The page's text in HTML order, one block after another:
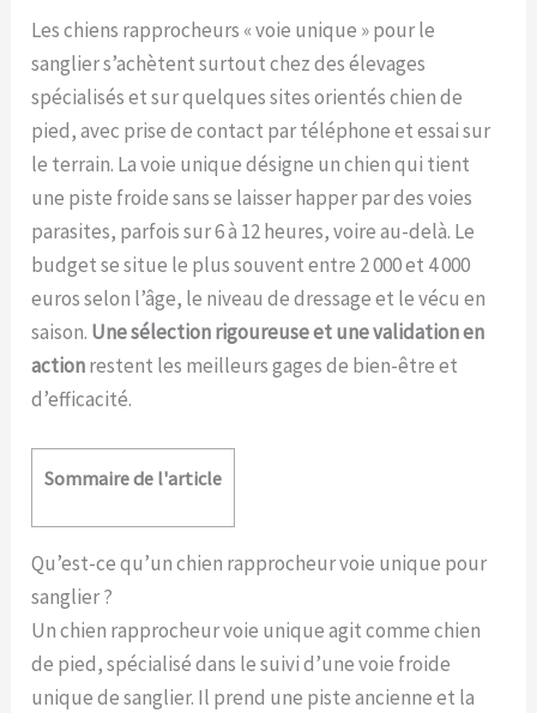
Les chiens rapprocheurs « voie unique » pour le
sanglier s’achètent surtout chez des élevages
spécialisés et sur quelques sites orientés chien de
pied, avec prise de contact par téléphone et essai sur
le terrain. La voie unique désigne un chien qui tient
une piste froide sans se laisser happer par des voies
parasites, parfois sur 6 à 12 heures, voire au-delà. Le
budget se situe le plus souvent entre 2 000 et 4 000
euros selon l’âge, le niveau de dressage et le vécu en
saison. Une sélection rigoureuse et une validation en
actionrestent les meilleurs gages de bien-être et
d’efficacité.
Sommaire de l'article
Qu’est-ce qu’un chien rapprocheur voie unique pour
sanglier ?
Un chien rapprocheur voie unique agit comme chien
de pied, spécialisé dans le suivi d’une voie froide
unique de sanglier. Il prend une piste ancienne et la